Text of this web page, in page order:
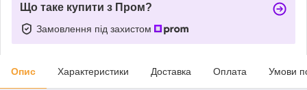
Що таке купити з Пром?
Замовлення під захистом
Опис Характеристики Доставка Оплата Умови